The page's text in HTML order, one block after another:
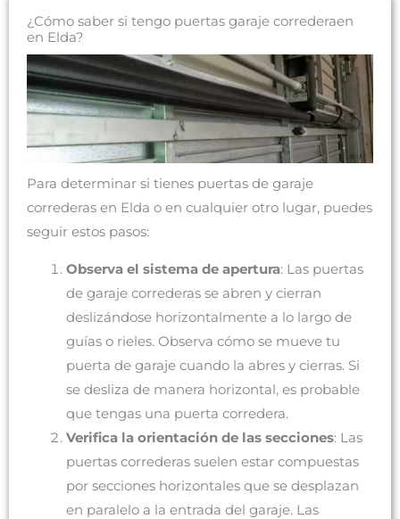
¿Cómo saber si tengo puertas garaje correderaen
en Elda?
Para determinar si tienes puertas de garaje
correderas en Elda o en cualquier otro lugar, puedes
seguir estos pasos:
Observa el sistema de apertura: Las puertas
de garaje correderas se abren y cierran
deslizándose horizontalmente a lo largo de
guías o rieles. Observa cómo se mueve tu
puerta de garaje cuando la abres y cierras. Si
se desliza de manera horizontal, es probable
que tengas una puerta corredera.
Verifica la orientación de las secciones: Las
puertas correderas suelen estar compuestas
por secciones horizontales que se desplazan
en paralelo a la entrada del garaje. Las